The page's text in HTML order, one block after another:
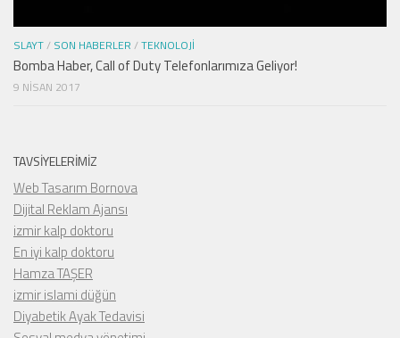
SLAYT/ SON HABERLER /TEKNOLOJI
Bomba Haber, Call of Duty Telefonlarımıza Geliyor!
9 NISAN 2017
TAVSIYELERIMIZ
Web Tasarım Bornova
Dijital Reklam Ajansı
izmir kalp doktoru
En iyi kalp doktoru
Hamza TAŞER
izmir islami düğün
Diyabetik Ayak Tedavisi